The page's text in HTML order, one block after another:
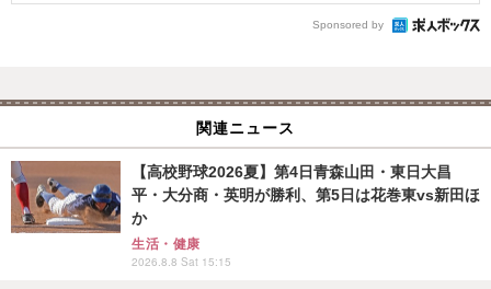
Sponsored by
関連ニュース
【高校野球2026夏】第4日青森山田・東日大昌
平・大分商・英明が勝利、第5日は花巻東vs新田ほ
か
生活・健康
2026.8.8 Sat 15:15